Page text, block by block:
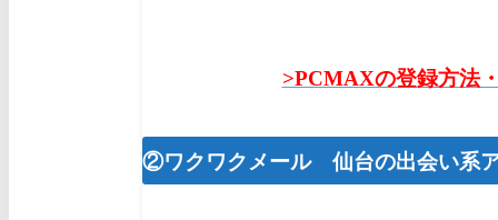
>PCMAXの登録方法
②ワクワクメール 仙台の出会い系